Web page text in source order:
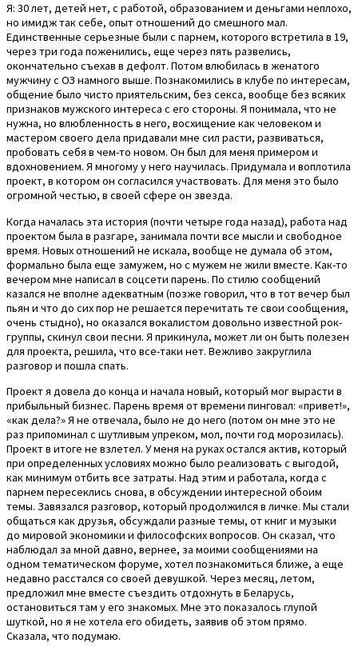
Я: 30 лет, детей нет, с работой, образованием и деньгами неплохо,
но имидж так себе, опыт отношений до смешного мал.
Единственные серьезные были с парнем, которого встретила в 19,
через три года поженились, еще через пять развелись,
окончательно съехав в дефолт. Потом влюбилась в женатого
мужчину с ОЗ намного выше. Познакомились в клубе по интересам,
общение было чисто приятельским, без секса, вообще без всяких
признаков мужского интереса с его стороны. Я понимала, что не
нужна, но влюбленность в него, восхищение как человеком и
мастером своего дела придавали мне сил расти, развиваться,
пробовать себя в чем-то новом. Он был для меня примером и
вдохновением. Я многому у него научилась. Придумала и воплотила
проект, в котором он согласился участвовать. Для меня это было
огромной честью, в своей сфере он звезда.
Когда началась эта история (почти четыре года назад), работа над
проектом была в разгаре, занимала почти все мысли и свободное
время. Новых отношений не искала, вообще не думала об этом,
формально была еще замужем, но с мужем не жили вместе. Как-то
вечером мне написал в соцсети парень. По стилю сообщений
казался не вполне адекватным (позже говорил, что в тот вечер был
пьян и что до сих пор не решается перечитать те свои сообщения,
очень стыдно), но оказался вокалистом довольно известной рок-
группы, скинул свои песни. Я прикинула, может ли он быть полезен
для проекта, решила, что все-таки нет. Вежливо закруглила
разговор и пошла спать.
Проект я довела до конца и начала новый, который мог вырасти в
прибыльный бизнес. Парень время от времени пинговал: «привет!»,
«как дела?» Я не отвечала, было не до него (потом он мне это не
раз припоминал с шутливым упреком, мол, почти год морозилась).
Проект в итоге не взлетел. У меня на руках остался актив, который
при определенных условиях можно было реализовать с выгодой,
как минимум отбить все затраты. Над этим и работала, когда с
парнем пересеклись снова, в обсуждении интересной обоим
темы. Завязался разговор, который продолжился в личке. Мы стали
общаться как друзья, обсуждали разные темы, от книг и музыки
до мировой экономики и философских вопросов. Он сказал, что
наблюдал за мной давно, вернее, за моими сообщениями на
одном тематическом форуме, хотел познакомиться ближе, а еще
недавно расстался со своей девушкой. Через месяц, летом,
предложил мне вместе съездить отдохнуть в Беларусь,
остановиться там у его знакомых. Мне это показалось глупой
шуткой, но я не хотела его обидеть, заявив об этом прямо.
Сказала, что подумаю.